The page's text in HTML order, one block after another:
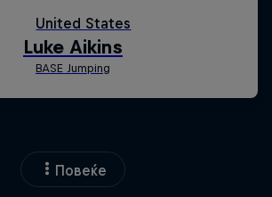
Повеќе